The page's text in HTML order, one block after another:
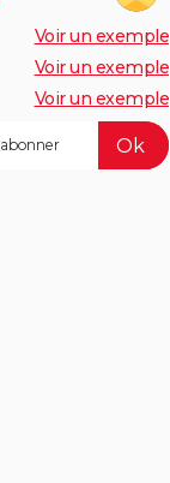
Voir un exemple
Voir un exemple
Voir un exemple